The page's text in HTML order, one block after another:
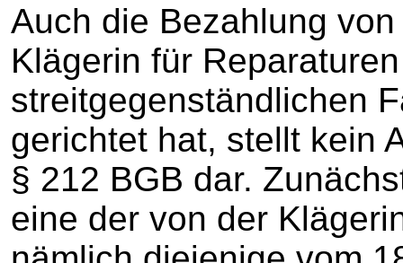
Auch die Bezahlung
Klägerin für
streitgegenständlichen
gerichtet hat, stellt kein
§ 212 BGB dar.
eine der von der